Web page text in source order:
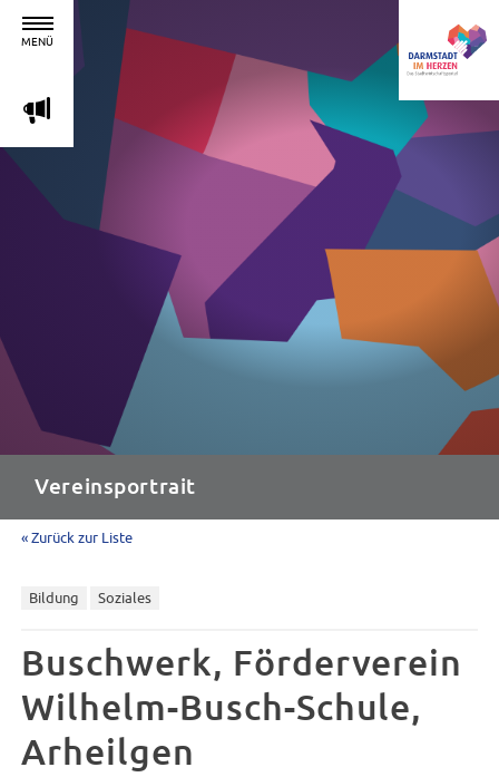
MENÜ
m
Vereinsportrait
« Zurück zur Liste
Bildung Soziales
Buschwerk, Förderverein
Wilhelm-Busch-Schule,
Arheilgen